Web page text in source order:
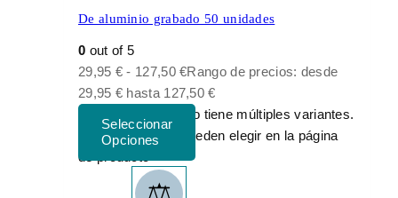
De aluminio grabado 50 unidades
0 out of 5
29,95 € - 127,50€Rango de precios: desde
29,95 € hasta 127,50 €
Este producto tiene múltiples variantes.
Las opciones se pueden elegir en la página
de producto